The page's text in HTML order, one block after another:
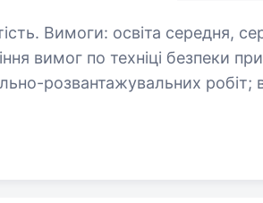
незакінчена
робіт; вміння виконувати поставлені